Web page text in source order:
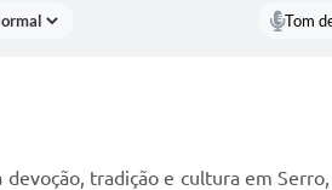
Tom
tradição e cultura em